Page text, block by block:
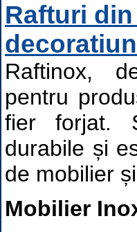
Rafturi
Raftinox,
pentru
fier forjat.
durabile și
de mobilier
Mobilier